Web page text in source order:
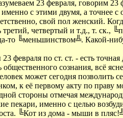
23 февраля, говорим
с этими двумя, а точнее с
свой пол женский.
четвертый и т.д., т. ск.,
то ╚меньшинством╩. Какой-
февраля по ст. ст. - есть
общественного сознания, всё
может сегодня позволить
к её первому акту по праву
стороны отмечая
пекари, именно с целью
╚Кот из дома - мыши в